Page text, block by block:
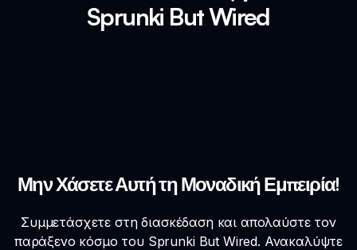
Sprunki But Wired
Μην Χάσετε Αυτή τη Μοναδική Εμπειρία!
Συμμετάσχετε στη διασκέδαση και απολαύστε τον
παράξενο κόσμο του Sprunki But Wired. Ανακαλύψτε